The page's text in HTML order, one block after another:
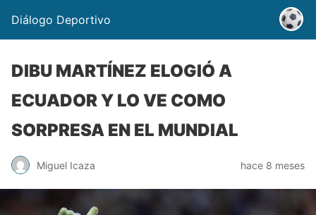
Diálogo Deportivo
DIBU MARTÍNEZ ELOGIÓ A
ECUADOR Y LO VE COMO
SORPRESA EN EL MUNDIAL
Miguel Icaza hace 8 meses